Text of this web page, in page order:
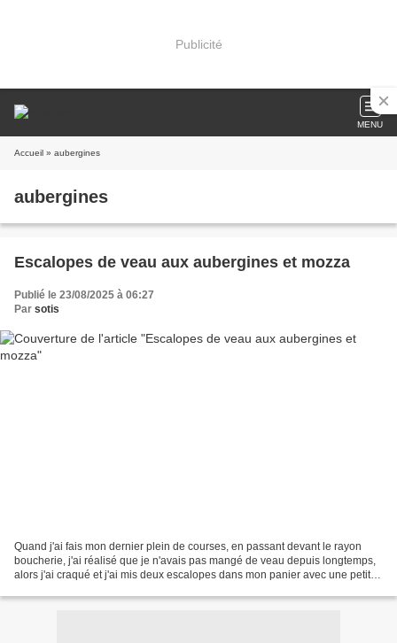
Publicité
MENU
Accueil » aubergines
aubergines
Escalopes de veau aux aubergines et mozza
Publié le 23/08/2025 à 06:27
Par sotis
Quand j'ai fais mon dernier plein de courses, en passant devant le rayon
boucherie, j'ai réalisé que je n'avais pas mangé de veau depuis longtemps,
alors j'ai craqué et j'ai mis deux escalopes dans mon panier avec une petite